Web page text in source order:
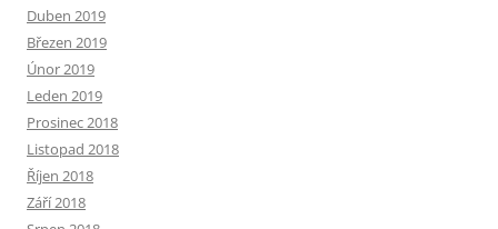
Duben 2019
Březen 2019
Únor 2019
Leden 2019
Prosinec 2018
Listopad 2018
Říjen 2018
Září 2018